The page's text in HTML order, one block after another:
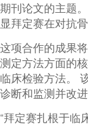
期刊论文的主题
显拜定赛在对抗
这项合作的成果
测定方法方面的
临床检验方法。
诊断和监测并改
“拜定赛扎根于临